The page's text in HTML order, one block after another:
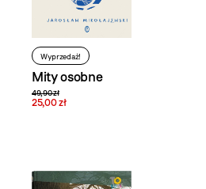
Wyprzedaż!
Mity osobne
49,90 zł
25,00 zł